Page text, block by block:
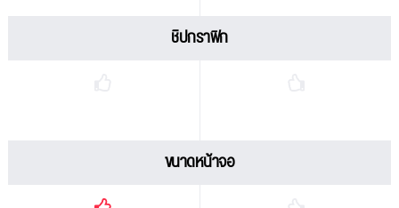
ชิปกราฟิก
ขนาดหน้าจอ